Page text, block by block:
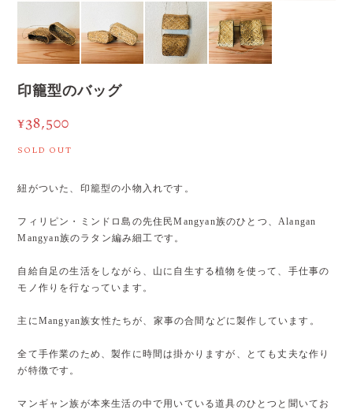
印籠型のバッグ
¥38,500
SOLD OUT
紐がついた、印籠型の小物入れです。
フィリピン・ミンドロ島の先住民Mangyan族のひとつ、Alangan
Mangyan族のラタン編み細工です。
自給自足の生活をしながら、山に自生する植物を使って、手仕事の
モノ作りを行なっています。
主にMangyan族女性たちが、家事の合間などに製作しています。
全て手作業のため、製作に時間は掛かりますが、とても丈夫な作り
が特徴です。
マンギャン族が本来生活の中で用いている道具のひとつと聞いてお